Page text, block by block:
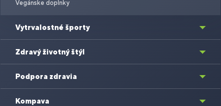
Vegánske doplnky
Vytrvalostné športy
Zdravý životný štýl
Podpora zdravia
Kompava